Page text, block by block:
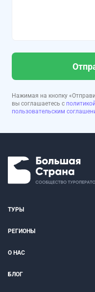
Нажимая на кнопку
вы соглашаетесь с
пользовательским
ТУРЫ
РЕГИОНЫ
О НАС
БЛОГ